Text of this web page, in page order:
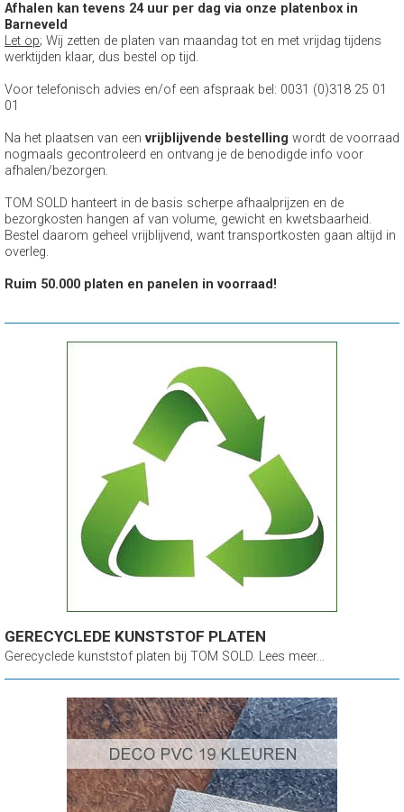
Afhalen kan tevens 24 uur per dag via onze platenbox in
Barneveld
Let op; Wij zetten de platen van maandag tot en met vrijdag tijdens
werktijden klaar, dus bestel op tijd.
Voor telefonisch advies en/of een afspraak bel: 0031 (0)318 25 01
01
Na het plaatsen van een vrijblijvende bestelling wordt de voorraad
nogmaals gecontroleerd en ontvang je de benodigde info voor
afhalen/bezorgen.
TOM SOLD hanteert in de basis scherpe afhaalprijzen en de
bezorgkosten hangen af van volume, gewicht en kwetsbaarheid.
Bestel daarom geheel vrijblijvend, want transportkosten gaan altijd in
overleg.
Ruim 50.000 platen en panelen in voorraad!
GERECYCLEDE KUNSTSTOF PLATEN
Gerecyclede kunststof platen bij TOM SOLD. Lees meer...